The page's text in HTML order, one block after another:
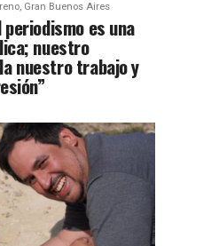
Gran Buenos Aires
periodismo es una
nuestro
nuestro trabajo y